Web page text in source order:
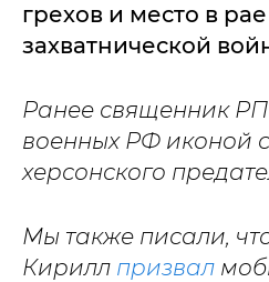
грехов и место в
захватнической
Ранее священник
военных РФ иконой
херсонского
Мы также писали,
Кирилл призвал